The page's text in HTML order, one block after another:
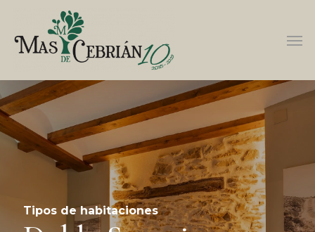
Tipos de habitaciones